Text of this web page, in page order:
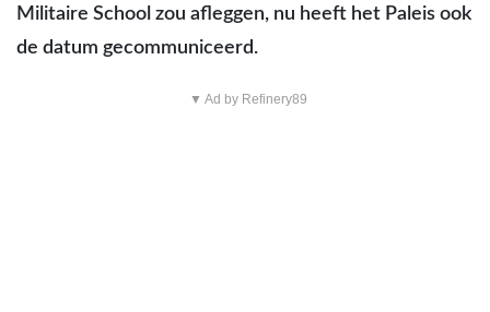
Militaire School zou afleggen, nu heeft het Paleis ook
de datum gecommuniceerd.
▼ Ad by Refinery89